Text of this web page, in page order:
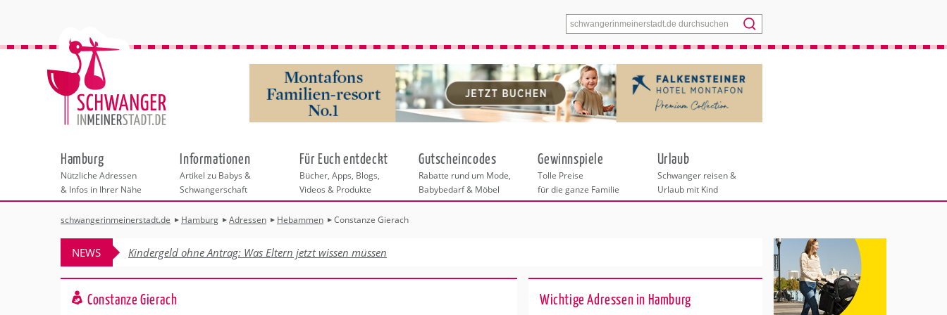
Menü
Hamburg
Nützliche Adressen
& Infos in Ihrer Nähe
Städteauswahl
Adressen
Hebammen
Geburtshäuser
Frauenärzte
Behördengänge &
Checklisten
Beratungsstellen
Kinderwunschzentren Berlin
Schwangerschaftskurse
Erste Hilfe & Beratung
Rückbildung
Shopping
Wellness & Gesundheit
Fotografie & Dienstleistungen
Informationen
Artikel zu Babys &
Schwangerschaft
Für Euch entdeckt
Bücher, Apps, Blogs,
Videos & Produkte
Gutscheincodes
Rabatte rund um Mode,
Babybedarf & Möbel
Gewinnspiele
Tolle Preise
für die ganze Familie
Urlaub
Schwanger reisen &
Urlaub mit Kind
schwangerinmeinerstadt.de Hamburg Adressen Hebammen Constanze Gierach
NEWS Kindergeld ohne Antrag: Was Eltern jetzt wissen müssen
Constanze Gierach Wichtige Adressen in Hamburg